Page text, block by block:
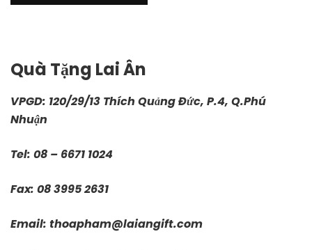
Quà Tặng Lai Ân
VPGD: 120/29/13 Thích Quảng Đức, P.4, Q.Phú
Nhuận
Tel: 08 – 6671 1024
Fax: 08 3995 2631
Email: thoapham@laiangift.com